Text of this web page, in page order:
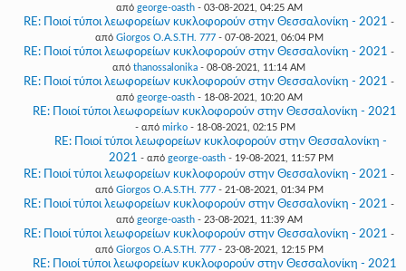
από george-oasth- 03-08-2021, 04:25 AM
RE: Ποιοί τύποι λεωφορείων κυκλοφορούν στην Θεσσαλονίκη - 2021 -
από Giorgos O.A.S.TH. 777- 07-08-2021, 06:04 PM
RE: Ποιοί τύποι λεωφορείων κυκλοφορούν στην Θεσσαλονίκη - 2021 -
από thanossalonika - 08-08-2021, 11:14 AM
RE: Ποιοί τύποι λεωφορείων κυκλοφορούν στην Θεσσαλονίκη - 2021 -
από george-oasth- 18-08-2021, 10:20 AM
RE: Ποιοί τύποι λεωφορείων κυκλοφορούν στην Θεσσαλονίκη - 2021
- από mirko- 18-08-2021, 02:15 PM
RE: Ποιοί τύποι λεωφορείων κυκλοφορούν στην Θεσσαλονίκη -
2021 - από george-oasth- 19-08-2021, 11:57 PM
RE: Ποιοί τύποι λεωφορείων κυκλοφορούν στην Θεσσαλονίκη - 2021 -
από Giorgos O.A.S.TH. 777- 21-08-2021, 01:34 PM
RE: Ποιοί τύποι λεωφορείων κυκλοφορούν στην Θεσσαλονίκη - 2021 -
από george-oasth- 23-08-2021, 11:39 AM
RE: Ποιοί τύποι λεωφορείων κυκλοφορούν στην Θεσσαλονίκη - 2021 -
από Giorgos O.A.S.TH. 777- 23-08-2021, 12:15 PM
RE: Ποιοί τύποι λεωφορείων κυκλοφορούν στην Θεσσαλονίκη - 2021